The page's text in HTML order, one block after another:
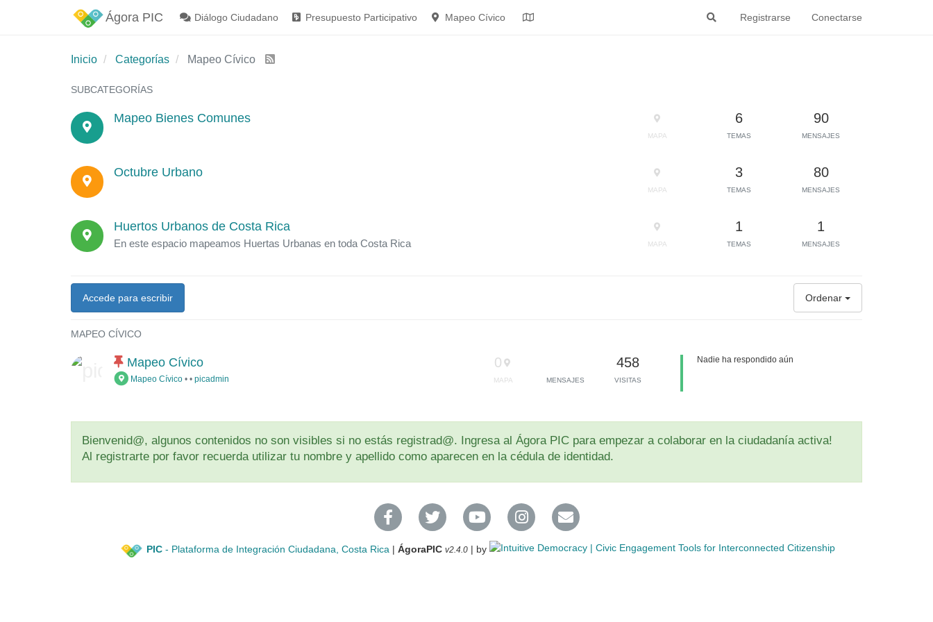
Ágora PIC Registrarse Conectarse
Diálogo Ciudadano Presupuesto Participativo Mapeo Cívico
Inicio Categorías Mapeo Cívico
SUBCATEGORÍAS
Mapeo Bienes Comunes
MAPA
6
TEMAS
90
MENSAJES
Octubre Urbano
MAPA
3
TEMAS
80
MENSAJES
Huertos Urbanos de Costa Rica
En este espacio mapeamos Huertas Urbanas en toda Costa Rica MAPA
1
TEMAS
1
MENSAJES
Accede para escribir Ordenar
MAPEO CÍVICO
Mapeo Cívico
Mapeo Cívico ••picadmin
0
MAPA MENSAJES
458
VISITAS
Nadie ha respondido aún
Bienvenid@, algunos contenidos no son visibles si no estás registrad@. Ingresa al Ágora PIC para empezar a colaborar en la ciudadanía activa!
Al registrarte por favor recuerda utilizar tu nombre y apellido como aparecen en la cédula de identidad.
PIC- Plataforma de Integración Ciudadana, Costa Rica| ÁgoraPIC v2.4.0| by